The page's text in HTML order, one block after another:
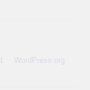
WordPress.org